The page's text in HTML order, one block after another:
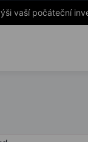
vaší počáteční